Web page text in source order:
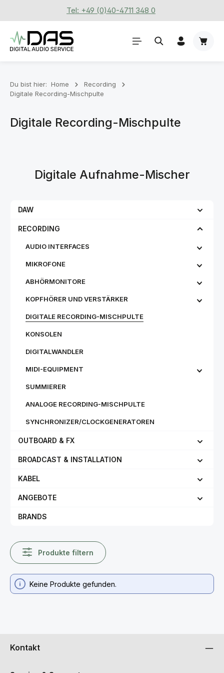
Zum Hauptinhalt springenTel: +49 (0)40-4711 348 0
Du bist hier: Home
Recording
Digitale Recording-Mischpulte
Digitale Recording-Mischpulte
Digitale Aufnahme-Mischer
DAW
RECORDING
AUDIO INTERFACES
MIKROFONE
ABHÖRMONITORE
KOPFHÖRER UND VERSTÄRKER
DIGITALE RECORDING-MISCHPULTE
KONSOLEN
DIGITALWANDLER
MIDI-EQUIPMENT
SUMMIERER
ANALOGE RECORDING-MISCHPULTE
SYNCHRONIZER/CLOCKGENERATOREN
OUTBOARD & FX
BROADCAST & INSTALLATION
KABEL
ANGEBOTE
BRANDS
Produkte filtern
Keine Produkte gefunden.
Kontakt